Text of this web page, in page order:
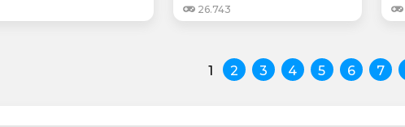
26.743
1 2 3 4 5 6 7